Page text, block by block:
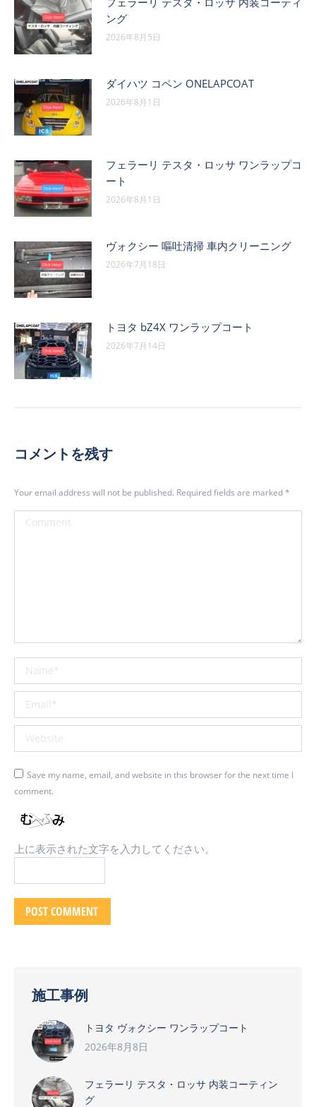
ング
2026年8月5日
ダイハツ コペン ONELAPCOAT
2026年8月1日
フェラーリ テスタ・ロッサ ワンラップコ
ート
2026年8月1日
ヴォクシー 嘔吐清掃 車内クリーニング
2026年7月18日
トヨタ bZ4X ワンラップコート
2026年7月14日
コメントを残す
Your email address will not be published. Required fields are marked*
Comment
Name *
Email *
Website
Save my name, email, and website in this browser for the next time I
comment.
上に表示された文字を入力してください。
POST COMMENT
施工事例
トヨタ ヴォクシー ワンラップコート
2026年8月8日
フェラーリ テスタ・ロッサ 内装コーティン
グ